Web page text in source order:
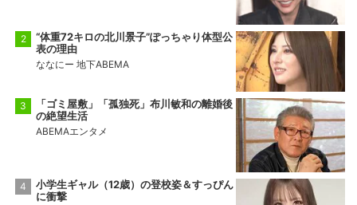
“体重72キロの北川景子”ぽっちゃり体型公
表の理由
ななにー 地下ABEMA
「ゴミ屋敷」「孤独死」布川敏和の離婚後
の絶望生活
ABEMAエンタメ
小学生ギャル（12歳）の登校姿＆すっぴん
に衝撃